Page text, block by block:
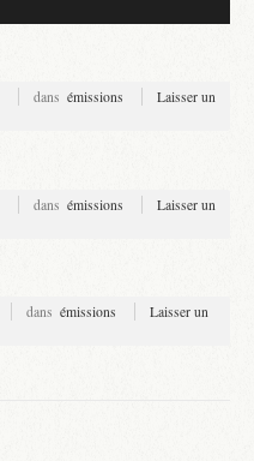
dans émissions
Laisser un
dans émissions
Laisser un
dans émissions
Laisser un